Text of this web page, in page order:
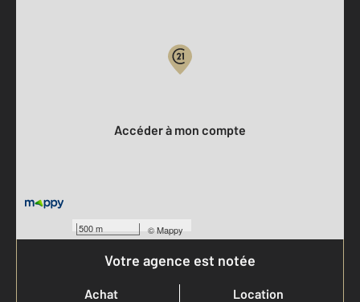
500 m ©Mappy
Accéder à mon compte
Votre agence est notée
Achat
Location